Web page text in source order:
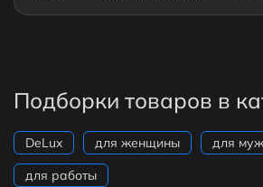
Подборки товаров в
DeLux для женщины
для
для работы